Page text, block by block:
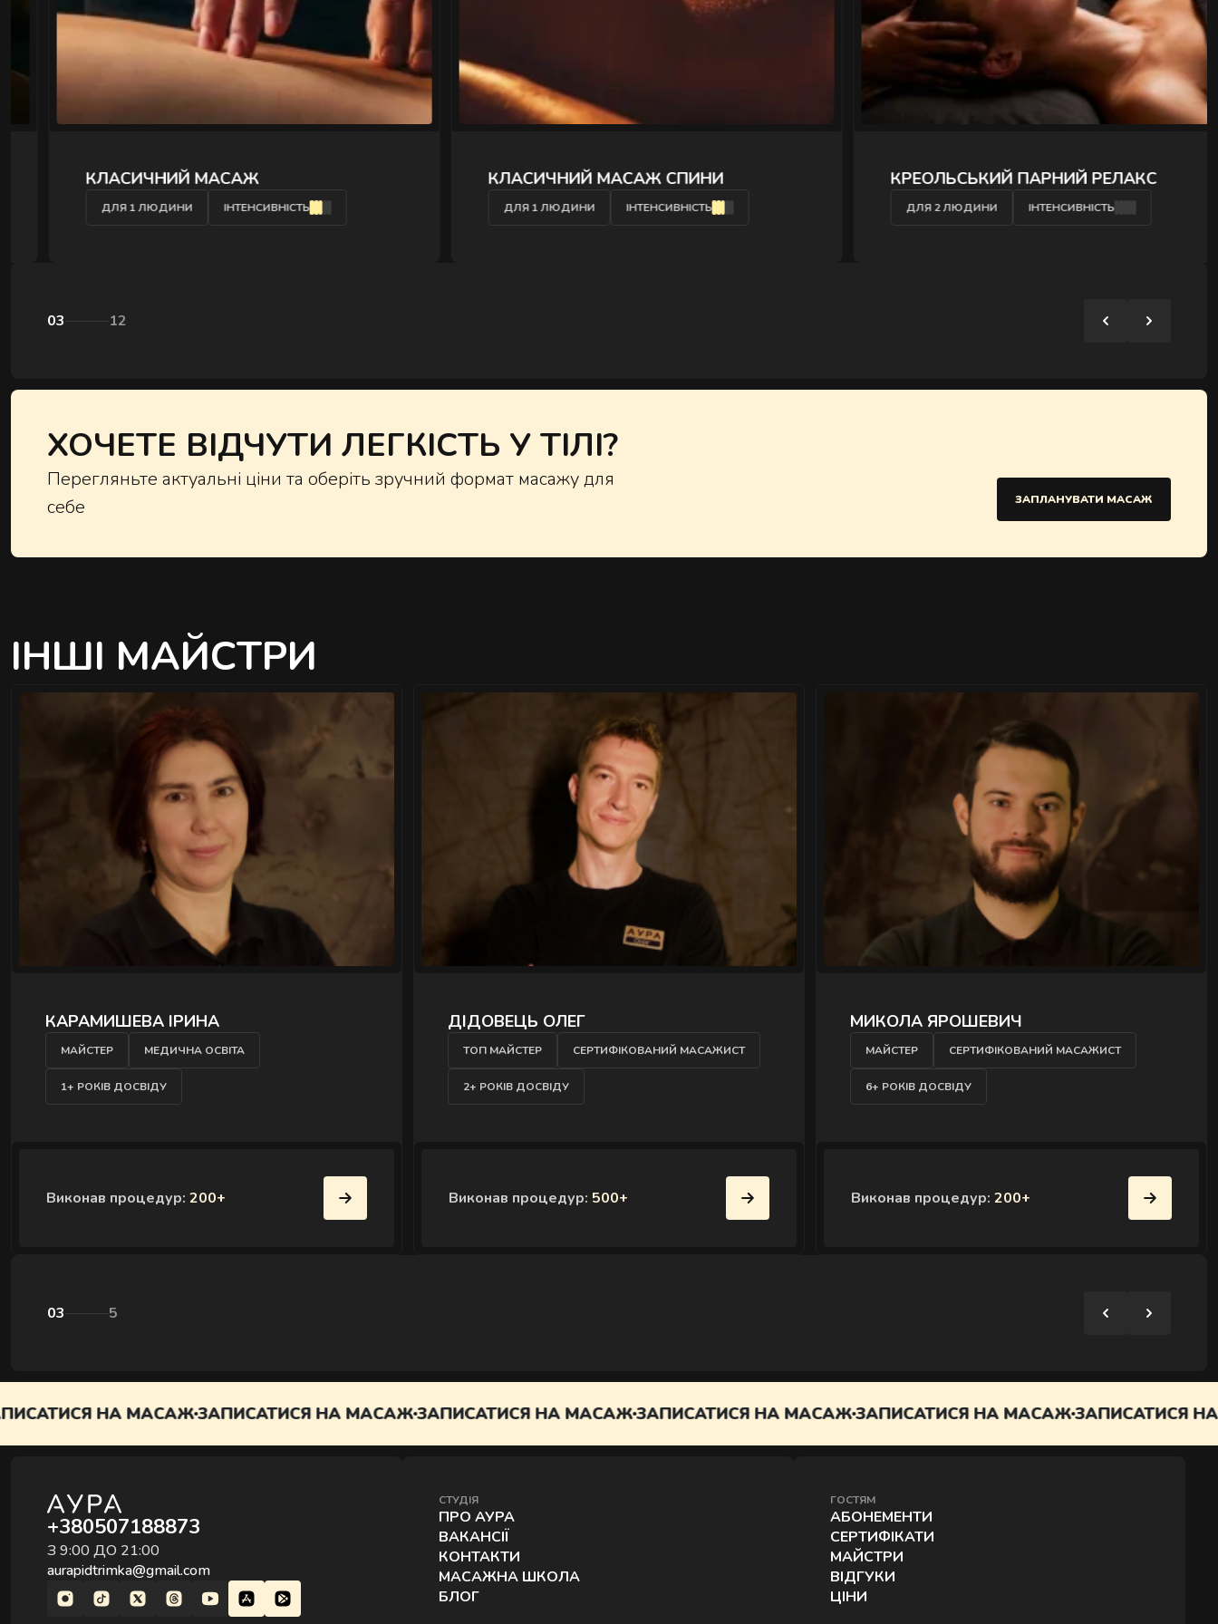
КЛАСИЧНИЙ МАСАЖ
ДЛЯ 1 ЛЮДИНИ ІНТЕНСИВНІСТЬ
КЛАСИЧНИЙ МАСАЖ СПИНИ
ДЛЯ 1 ЛЮДИНИ ІНТЕНСИВНІСТЬ
КРЕОЛЬСЬКИЙ ПАРНИЙ РЕЛАКС
ДЛЯ 2 ЛЮДИНИ ІНТЕНСИВНІСТЬ
03 12
ХОЧЕТЕ ВІДЧУТИ ЛЕГКІСТЬ У ТІЛІ?
Перегляньте актуальні ціни та оберіть зручний формат масажу для
себе
ЗАПЛАНУВАТИ МАСАЖ
ІНШІ МАЙСТРИ
ДІДОВЕЦЬ ОЛЕГ
ТОП МАЙСТЕР СЕРТИФІКОВАНИЙ МАСАЖИСТ
2+ РОКІВ ДОСВІДУ
Виконав процедур: 500+
МИКОЛА ЯРОШЕВИЧ
МАЙСТЕР СЕРТИФІКОВАНИЙ МАСАЖИСТ
6+ РОКІВ ДОСВІДУ
Виконав процедур: 200+
ДОЛГОВА КСЕНІЯ
Виконав процедур: 200+
04 5
НА МАСАЖЗАПИСАТИСЯ НА МАСАЖЗАПИСАТИСЯ НА МАСАЖЗАПИСАТИСЯ НА МАСАЖЗАПИСАТИСЯ НА МАСАЖЗАПИСАТИСЯ НА МАСАЖ
+380507188873
З 9:00 ДО 21:00
aurapidtrimka@gmail.com
СТУДІЯ
ПРО АУРА
ВАКАНСІЇ
КОНТАКТИ
МАСАЖНА ШКОЛА
БЛОГ
ГОСТЯМ
АБОНЕМЕНТИ
СЕРТИФІКАТИ
МАЙСТРИ
ВІДГУКИ
ЦІНИ